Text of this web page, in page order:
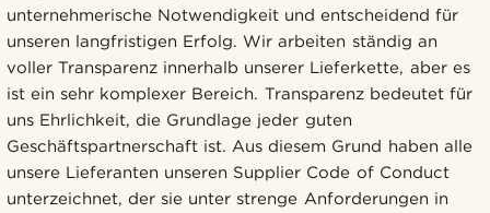
unternehmerische Notwendigkeit und entscheidend für
unseren langfristigen Erfolg. Wir arbeiten ständig an
voller Transparenz innerhalb unserer Lieferkette, aber es
ist ein sehr komplexer Bereich. Transparenz bedeutet für
uns Ehrlichkeit, die Grundlage jeder guten
Geschäftspartnerschaft ist. Aus diesem Grund haben alle
unsere Lieferanten unseren Supplier Code of Conduct
unterzeichnet, der sie unter strenge Anforderungen in